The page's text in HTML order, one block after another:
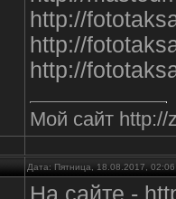
http://
http://
http://
Мой сайт http://
Дата: Пятница, 18.08.2017,
На сайте -